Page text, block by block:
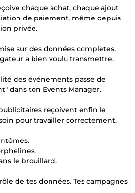
chaque achat, chaque ajout
de paiement, même depuis
privée.
sur des données complètes,
a bien voulu transmettre.
des événements passe de
dans ton Events Manager.
reçoivent enfin le
pour travailler correctement.
le brouillard.
de tes données. Tes campagnes